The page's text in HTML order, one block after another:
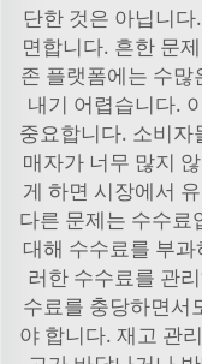
단한 것은 아닙니
면합니다. 흔한 문
존 플랫폼에는 수
내기 어렵습니다.
중요합니다. 소비
매자가 너무 많지
게 하면 시장에서
다른 문제는 수수료
대해 수수료를 부
러한 수수료를 관
수료를 충당하면서
야 합니다. 재고 관